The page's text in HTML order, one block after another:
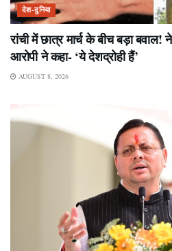
देश-दुनिया
रांची में छात्र मार्च के बीच बड़ा बवाल!
आरोपी ने कहा- ‘ये देशद्रोही हैं’
AUGUST 8, 2026